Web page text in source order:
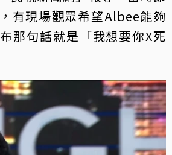
有現場觀眾希望Albee能夠
那句話就是「我想要你X死